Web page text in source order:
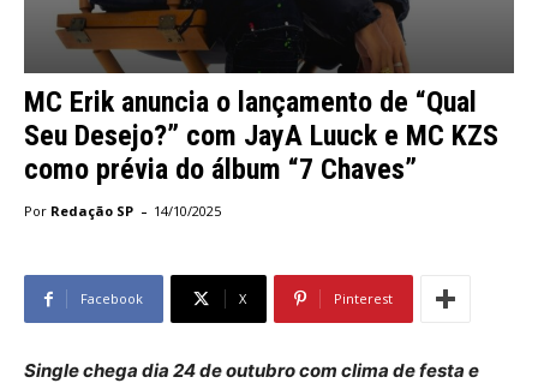
MC Erik anuncia o lançamento de “Qual
Seu Desejo?” com JayA Luuck e MC KZS
como prévia do álbum “7 Chaves”
Por Redação SP - 14/10/2025
Facebook X Pinterest
Single chega dia 24 de outubro com clima de festa e